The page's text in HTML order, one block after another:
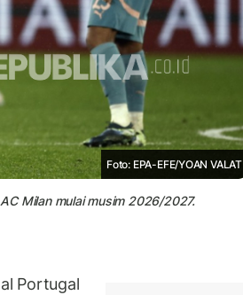
Foto: EPA-EFE/YOAN VALAT
Milan mulai musim 2026/2027.
Portugal